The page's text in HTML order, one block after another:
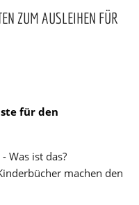
ZUM AUSLEIHEN FÜR
für den
Was ist das?
machen den